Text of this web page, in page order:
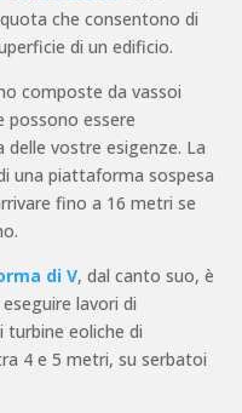
che consentono di
di un edificio.
composte da vassoi
possono essere
delle vostre esigenze. La
una piattaforma sospesa
fino a 16 metri se
di V, dal canto suo, è
lavori di
turbine eoliche di
4 e 5 metri, su serbatoi